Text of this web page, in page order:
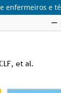
enfermeiros e